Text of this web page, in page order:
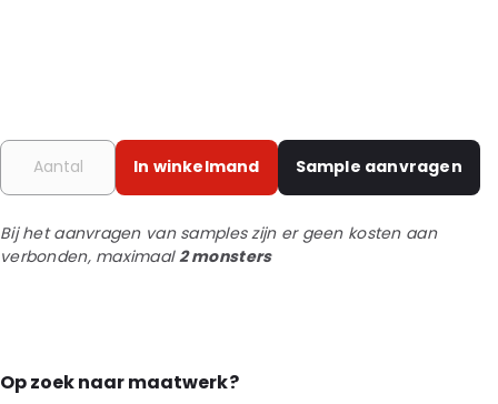
In winkelmand Sample aanvragen
Bij het aanvragen van samples zijn er geen kosten aan
verbonden, maximaal2 monsters
Op zoek naar maatwerk?